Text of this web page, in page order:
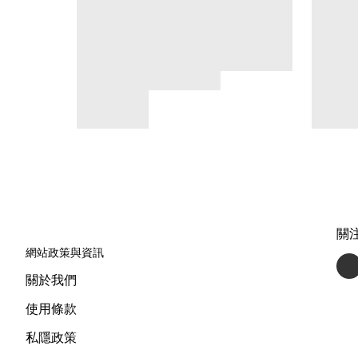
網站政策與資訊
關於我們
使用條款
私隱政策
關